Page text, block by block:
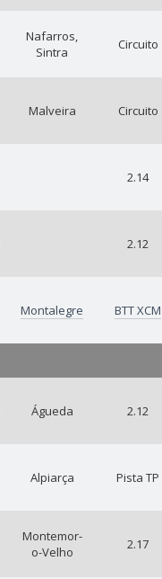
Nafarros,
Sintra
Circuito
Malveira Circuito
2.14
2.12
Montalegre BTT XCM
Águeda 2.12
Alpiarça Pista TP
Montemor-
o-Velho
2.17